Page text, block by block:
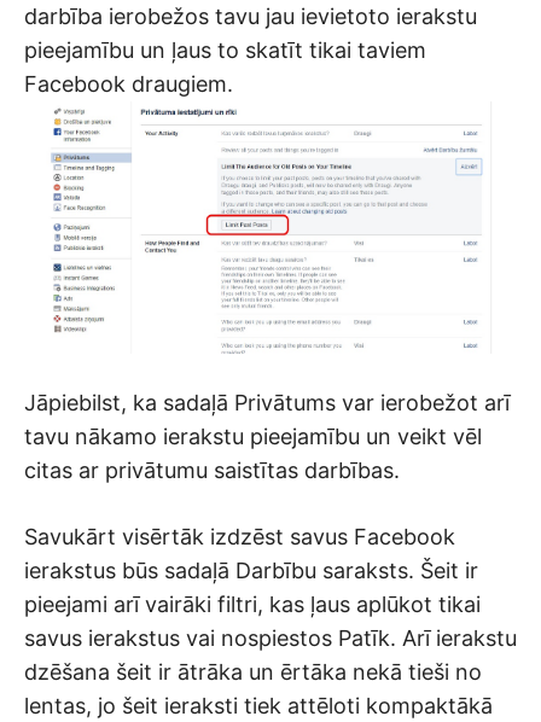
darbība ierobežos tavu jau ievietoto ierakstu
pieejamību un ļaus to skatīt tikai taviem
Facebook draugiem.
Jāpiebilst, ka sadaļā Privātums var ierobežot arī
tavu nākamo ierakstu pieejamību un veikt vēl
citas ar privātumu saistītas darbības.
Savukārt visērtāk izdzēst savus Facebook
ierakstus būs sadaļā Darbību saraksts. Šeit ir
pieejami arī vairāki filtri, kas ļaus aplūkot tikai
savus ierakstus vai nospiestos Patīk. Arī ierakstu
dzēšana šeit ir ātrāka un ērtāka nekā tieši no
lentas, jo šeit ieraksti tiek attēloti kompaktākā